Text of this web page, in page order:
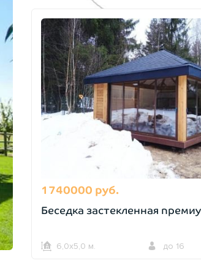
1740000 руб.
Беседка застекленная
6,0х5,0 м. до 16